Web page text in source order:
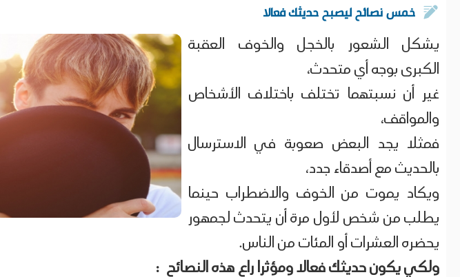
خمس نصائح ليصبح حديثك فعالا
يشكل الشعور بالخجل والخوف العقبة
الكبرى بوجه أي متحدث،
غير أن نسبتهما تختلف باختلاف الأشخاص
والمواقف،
فمثلا يجد البعض صعوبة في الاسترسال
بالحديث مع أصدقاء جدد،
ويكاد يموت من الخوف والاضطراب حينما
يطلب من شخص لأول مرة أن يتحدث لجمهور
يحضره العشرات أو المئات من الناس.
ولكي يكون حديثك فعالا ومؤثرا راع هذه النصائح :